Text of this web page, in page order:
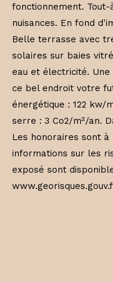
fonctionnement.
nuisances. En fond
Belle terrasse avec
solaires sur baies
eau et électricité.
ce bel endroit votre
énergétique : 122 kw/
serre : 3 Co2/m²/an.
Les honoraires sont à
informations sur les
exposé sont